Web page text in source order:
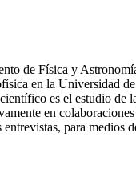
de Física y
en la Universidad
es el estudio de
en
para medios